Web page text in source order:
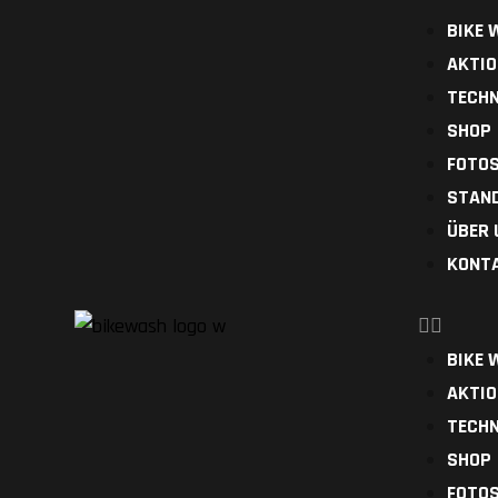
BIKE
SHOP
ÜBER
BIKE
SHOP